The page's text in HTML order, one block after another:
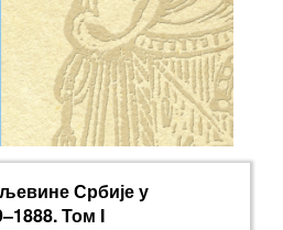
Србије у
Том I